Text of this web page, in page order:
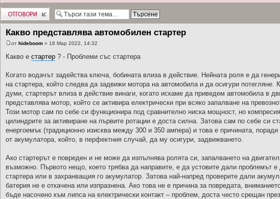
Добави отговор
Какво представлява автомобилен стартер
от hideboom » 18 Мар 2022, 14:32
Какво е стартер ? - Проблеми със стартера
Когато водачът задейства ключа, бобината влиза в действие. Нейната роля е да
на стартера, който следва да задвижи мотора на автомобила и да осигури потегляне.
думи, стартерът влиза в действие винаги, когато искаме да приведем автомобила в
представлява мотор, който се активира електрически при всяко запалване на
Този мотор сам по себе си функционира под сравнително ниска мощност, но
цилиндрите за активиране на първите ротации е доста силна. Затова сам по себе си
енергоемък (традиционно изисква между 300 и 350 ампера) и това е причината,
от акумулатора, който, в перфектния случай, да му осигури, задвижването.
Ако стартерът е повреден и не може да изпълнява ролята си, запалването на
възможно. Първото нещо, което трябва да направите, е да устовите дали проблемът е
стартера или в захранващия го акумулатор. Затова най-напред проверите дали
батерия не е откачена или изпразнена. Ако това не е причина за повредата,
бъде насочено към липса на електрически контакт – проблем, доста често срещан